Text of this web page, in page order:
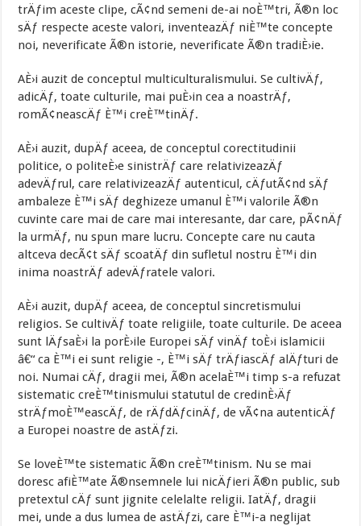
trÄƒim aceste clipe, cÃ¢nd semeni de-ai noÈ™tri, Ã®n loc
sÄƒ respecte aceste valori, inventeazÄƒ niÈ™te concepte
noi, neverificate Ã®n istorie, neverificate Ã®n tradiÈ›ie.
AÈ›i auzit de conceptul multiculturalismului. Se cultivÄƒ,
adicÄƒ, toate culturile, mai puÈ›in cea a noastrÄƒ,
romÃ¢neascÄƒ È™i creÈ™tinÄƒ.
AÈ›i auzit, dupÄƒ aceea, de conceptul corectitudinii
politice, o politeÈ›e sinistrÄƒ care relativizeazÄƒ
adevÄƒrul, care relativizeazÄƒ autenticul, cÄƒutÃ¢nd sÄƒ
ambaleze È™i sÄƒ deghizeze umanul È™i valorile Ã®n
cuvinte care mai de care mai interesante, dar care, pÃ¢nÄƒ
la urmÄƒ, nu spun mare lucru. Concepte care nu cauta
altceva decÃ¢t sÄƒ scoatÄƒ din sufletul nostru È™i din
inima noastrÄƒ adevÄƒratele valori.
AÈ›i auzit, dupÄƒ aceea, de conceptul sincretismului
religios. Se cultivÄƒ toate religiile, toate culturile. De aceea
sunt lÄƒsaÈ›i la porÈ›ile Europei sÄƒ vinÄƒ toÈ›i islamicii
â€“ ca È™i ei sunt religie -, È™i sÄƒ trÄƒiascÄƒ alÄƒturi de
noi. Numai cÄƒ, dragii mei, Ã®n acelaÈ™i timp s-a refuzat
sistematic creÈ™tinismului statutul de credinÈ›Äƒ
strÄƒmoÈ™eascÄƒ, de rÄƒdÄƒcinÄƒ, de vÃ¢na autenticÄƒ
a Europei noastre de astÄƒzi.
Se loveÈ™te sistematic Ã®n creÈ™tinism. Nu se mai
doresc afiÈ™ate Ã®nsemnele lui nicÄƒieri Ã®n public, sub
pretextul cÄƒ sunt jignite celelalte religii. IatÄƒ, dragii
mei, unde a dus lumea de astÄƒzi, care È™i-a neglijat